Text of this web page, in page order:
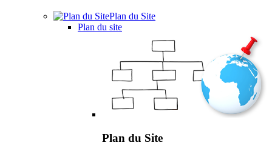
Plan du Site
Plan du site
Plan du Site